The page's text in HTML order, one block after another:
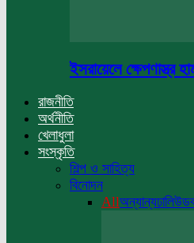
ইসরায়েলে ক্ষেপণাস্ত্র
রাজনীতি
অর্থনীতি
খেলাধুলা
সংস্কৃতি
শিল্প ও সাহিত্য
বিনোদন
Allঅন্যান্যঢালিউড